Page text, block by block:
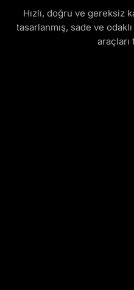
Hızlı, doğru ve gereksiz
tasarlanmış, sade ve
araçları